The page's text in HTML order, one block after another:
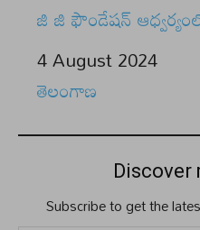
జి జి ఫౌండేషన్
Date
4 August 2024
In relation to
తెలంగాణ
Discover
Subscribe to get the